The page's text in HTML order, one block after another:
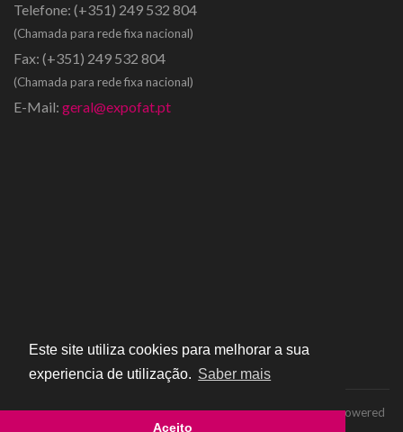
Este site utiliza cookies para melhorar a sua
experiencia de utilização. Saber mais
Aceito
Telefone: (+351) 249 532 804
(Chamada para rede fixa nacional)
Fax: (+351) 249 532 804
(Chamada para rede fixa nacional)
E-Mail: geral@expofat.pt
Copyright © 2016 - Expofat | Todos os direitos reservados | Powered